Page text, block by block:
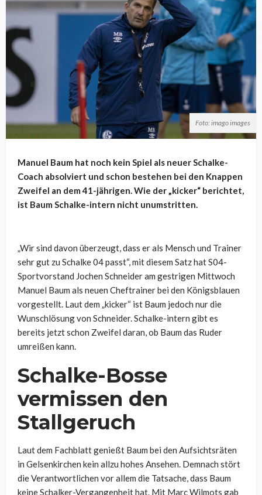
Foto: imago images
Manuel Baum hat noch kein Spiel als neuer Schalke-
Coach absolviert und schon bestehen bei den Knappen
Zweifel an dem 41-jährigen. Wie der „kicker“ berichtet,
ist Baum Schalke-intern nicht unumstritten.
„Wir sind davon überzeugt, dass er als Mensch und Trainer
sehr gut zu Schalke 04 passt“, mit diesem Satz hat S04-
Sportvorstand Jochen Schneider am gestrigen Mittwoch
Manuel Baum als neuen Cheftrainer bei den Königsblauen
vorgestellt. Laut dem „kicker“ ist Baum jedoch nur die
Wunschlösung von Schneider. Schalke-intern gibt es
bereits jetzt schon Zweifel daran, ob Baum das Ruder
umreißen kann.
Schalke-Bosse
vermissen den
Stallgeruch
Laut dem Fachblatt genießt Baum bei den Aufsichtsräten
in Gelsenkirchen kein allzu hohes Ansehen. Demnach stört
die Verantwortlichen vor allem die Tatsache, dass Baum
keine Schalker-Vergangenheit hat. Mit Marc Wilmots gab